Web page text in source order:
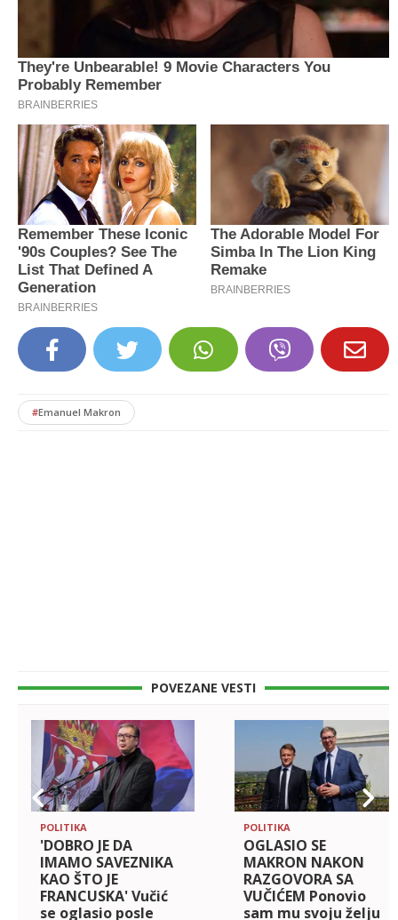
#Emanuel Makron
POVEZANE VESTI
POLITIKA
'DOBRO JE DA
IMAMO SAVEZNIKA
KAO ŠTO JE
FRANCUSKA' Vučić
se oglasio posle
POLITIKA
OGLASIO SE
MAKRON NAKON
RAZGOVORA SA
VUČIĆEM Ponovio
sam mu svoju želju